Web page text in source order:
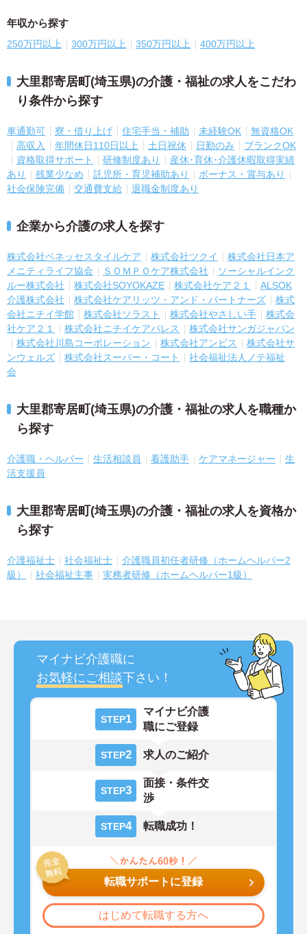
年収から探す
250万円以上 300万円以上 350万円以上 400万円以上
大里郡寄居町(埼玉県)の介護・福祉の求人をこだわ
り条件から探す
車通勤可 寮・借り上げ 住宅手当・補助 未経験OK
無資格OK
高収入
年間休日110日以上 土日祝休 日勤のみ
ブランクOK
資格取得サポート
研修制度あり
産休･育休･介護休暇取得実績
あり
残業少なめ 託児所・育児補助あり
ボーナス・賞与あり
社会保険完備
交通費支給 退職金制度あり
企業から介護の求人を探す
株式会社ベネッセスタイルケア 株式会社ツクイ
株式会社日本ア
メニティライフ協会
ＳＯＭＰＯケア株式会社
ソーシャルインク
ルー株式会社
株式会社SOYOKAZE 株式会社ケア２１
ALSOK
介護株式会社
株式会社ケアリッツ・アンド・パートナーズ
株式
会社ニチイ学館
株式会社ソラスト 株式会社やさしい手
株式会
社ケア２１
株式会社ニチイケアパレス
株式会社サンガジャパン
株式会社川島コーポレーション
株式会社アンビス
株式会社サ
ンウェルズ
株式会社スーパー・コート
社会福祉法人ノテ福祉
会
大里郡寄居町(埼玉県)の介護・福祉の求人を職種か
ら探す
介護職・ヘルパー 生活相談員 看護助手 ケアマネージャー
生
活支援員
大里郡寄居町(埼玉県)の介護・福祉の求人を資格か
ら探す
介護福祉士 社会福祉士
介護職員初任者研修（ホームヘルパー2
級）
社会福祉主事 実務者研修（ホームヘルパー1級）
マイナビ介護職に
お気軽にご相談下さい！
STEP1
マイナビ介護
職にご登録
STEP2 求人のご紹介
STEP3
面接・条件交
渉
STEP4 転職成功！
転職サポートに登録
はじめて転職する方へ